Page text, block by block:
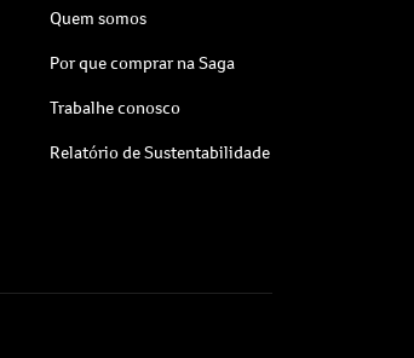
Quem somos
Por que comprar na Saga
Trabalhe conosco
Relatório de Sustentabilidade